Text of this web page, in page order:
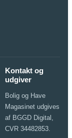
Kontakt og
udgiver
Bolig og Have
Magasinet udgives
af BGGD Digital,
CVR 34482853.